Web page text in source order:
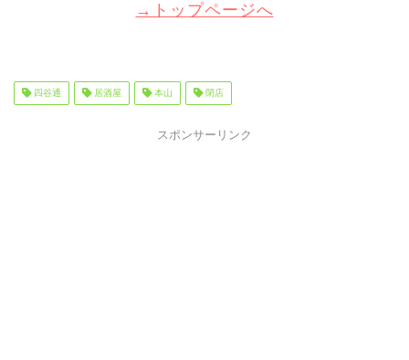
→トップページへ
四谷通 居酒屋 本山 閉店
スポンサーリンク